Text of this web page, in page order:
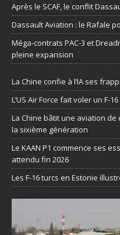
Après le SCAF, le conflit
Dassault Aviation : le Rafale
Méga-contrats PAC-3 et
pleine expansion
La Chine confie à l’IA ses
L’US Air Force fait voler un F-
La Chine bâtit une aviation
la sixième génération
Le KAAN P1 commence ses
attendu fin 2026
Les F-16 turcs en Estonie